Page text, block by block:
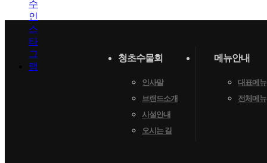
청초수물회
인사말
브랜드소개
시설안내
오시는 길
메뉴안내
대표메뉴
전체메뉴